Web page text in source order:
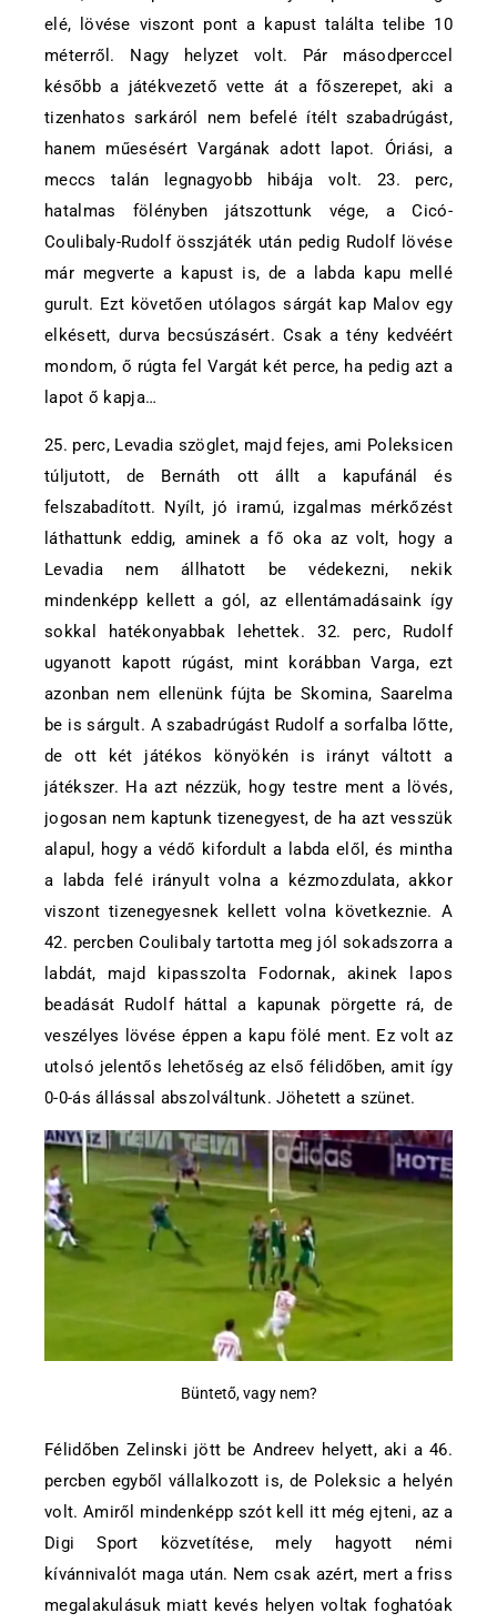
elé, lövése viszont pont a kapust találta telibe 10
méterről. Nagy helyzet volt. Pár másodperccel
később a játékvezető vette át a főszerepet, aki a
tizenhatos sarkáról nem befelé ítélt szabadrúgást,
hanem műesésért Vargának adott lapot. Óriási, a
meccs talán legnagyobb hibája volt. 23. perc,
hatalmas fölényben játszottunk vége, a Cicó-
Coulibaly-Rudolf összjáték után pedig Rudolf lövése
már megverte a kapust is, de a labda kapu mellé
gurult. Ezt követően utólagos sárgát kap Malov egy
elkésett, durva becsúszásért. Csak a tény kedvéért
mondom, ő rúgta fel Vargát két perce, ha pedig azt a
lapot ő kapja…
25. perc, Levadia szöglet, majd fejes, ami Poleksicen
túljutott, de Bernáth ott állt a kapufánál és
felszabadított. Nyílt, jó iramú, izgalmas mérkőzést
láthattunk eddig, aminek a fő oka az volt, hogy a
Levadia nem állhatott be védekezni, nekik
mindenképp kellett a gól, az ellentámadásaink így
sokkal hatékonyabbak lehettek. 32. perc, Rudolf
ugyanott kapott rúgást, mint korábban Varga, ezt
azonban nem ellenünk fújta be Skomina, Saarelma
be is sárgult. A szabadrúgást Rudolf a sorfalba lőtte,
de ott két játékos könyökén is irányt váltott a
játékszer. Ha azt nézzük, hogy testre ment a lövés,
jogosan nem kaptunk tizenegyest, de ha azt vesszük
alapul, hogy a védő kifordult a labda elől, és mintha
a labda felé irányult volna a kézmozdulata, akkor
viszont tizenegyesnek kellett volna következnie. A
42. percben Coulibaly tartotta meg jól sokadszorra a
labdát, majd kipasszolta Fodornak, akinek lapos
beadását Rudolf háttal a kapunak pörgette rá, de
veszélyes lövése éppen a kapu fölé ment. Ez volt az
utolsó jelentős lehetőség az első félidőben, amit így
0-0-ás állással abszolváltunk. Jöhetett a szünet.
Büntető, vagy nem?
Félidőben Zelinski jött be Andreev helyett, aki a 46.
percben egyből vállalkozott is, de Poleksic a helyén
volt. Amiről mindenképp szót kell itt még ejteni, az a
Digi Sport közvetítése, mely hagyott némi
kívánnivalót maga után. Nem csak azért, mert a friss
megalakulásuk miatt kevés helyen voltak foghatóak